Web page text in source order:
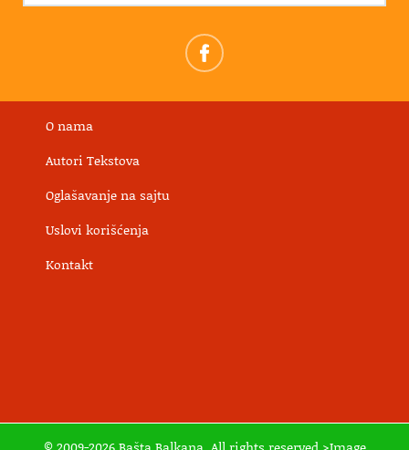
O nama
Autori Tekstova
Oglašavanje na sajtu
Uslovi korišćenja
Kontakt